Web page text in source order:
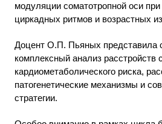
модуляции соматотропной оси
циркадных ритмов и возрастных
Доцент О.П. Пьяных представила
комплексный анализ расстройств
кардиометаболического риска,
патогенетические механизмы и
стратегии.